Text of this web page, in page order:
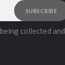
collected and